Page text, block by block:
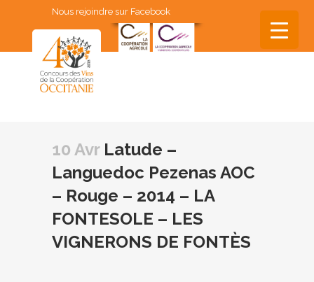
Nous rejoindre sur Facebook
10 AvrLatude –
Languedoc Pezenas AOC
– Rouge – 2014 – LA
FONTESOLE – LES
VIGNERONS DE FONTÈS